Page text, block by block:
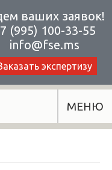
ваших заявок!
(995) 100-33-55
info@fse.ms
экспертизу
МЕНЮ